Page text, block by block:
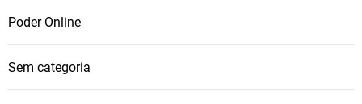
Poder Online
Sem categoria